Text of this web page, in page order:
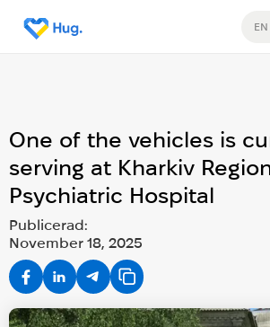
EN
One of the vehicles is
serving at Kharkiv
Psychiatric Hospital
Publicerad:
November 18, 2025